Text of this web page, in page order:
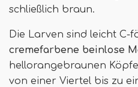
schließlich braun.
Die Larven sind leicht C-
cremefarbene beinlose
hellorangebraunen
von einer Viertel bis zu